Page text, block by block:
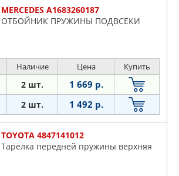
MERCEDES A1683260187
ОТБОЙНИК ПРУЖИНЫ ПОДВСЕКИ
Наличие Цена Купить
2 шт. 1 669 р.
2 шт. 1 492 р.
TOYOTA 4847141012
Тарелка передней пружины верхняя